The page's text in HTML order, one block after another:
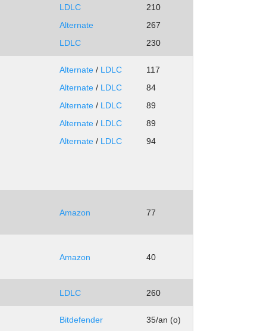
LDLC
Alternate
LDLC
210
267
230
Alternate / LDLC
Alternate / LDLC
Alternate / LDLC
Alternate / LDLC
Alternate / LDLC
117
84
89
89
94
Amazon 77
Amazon 40
LDLC 260
Bitdefender 35/an (o)